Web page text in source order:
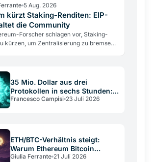
5 Aug. 2026
kürzt Staking-Renditen: EIP-
die Community
Forscher schlagen vor, Staking-
kürzen, um Zentralisierung zu bremsen.
35 Mio. Dollar aus drei
Protokollen in sechs Stunden:
Kryptografie blieb intakt
Francesco Campisi 23 Juli 2026
ETH/BTC-Verhältnis steigt:
Warum Ethereum Bitcoin
schlägt
Giulia Ferrante 21 Juli 2026